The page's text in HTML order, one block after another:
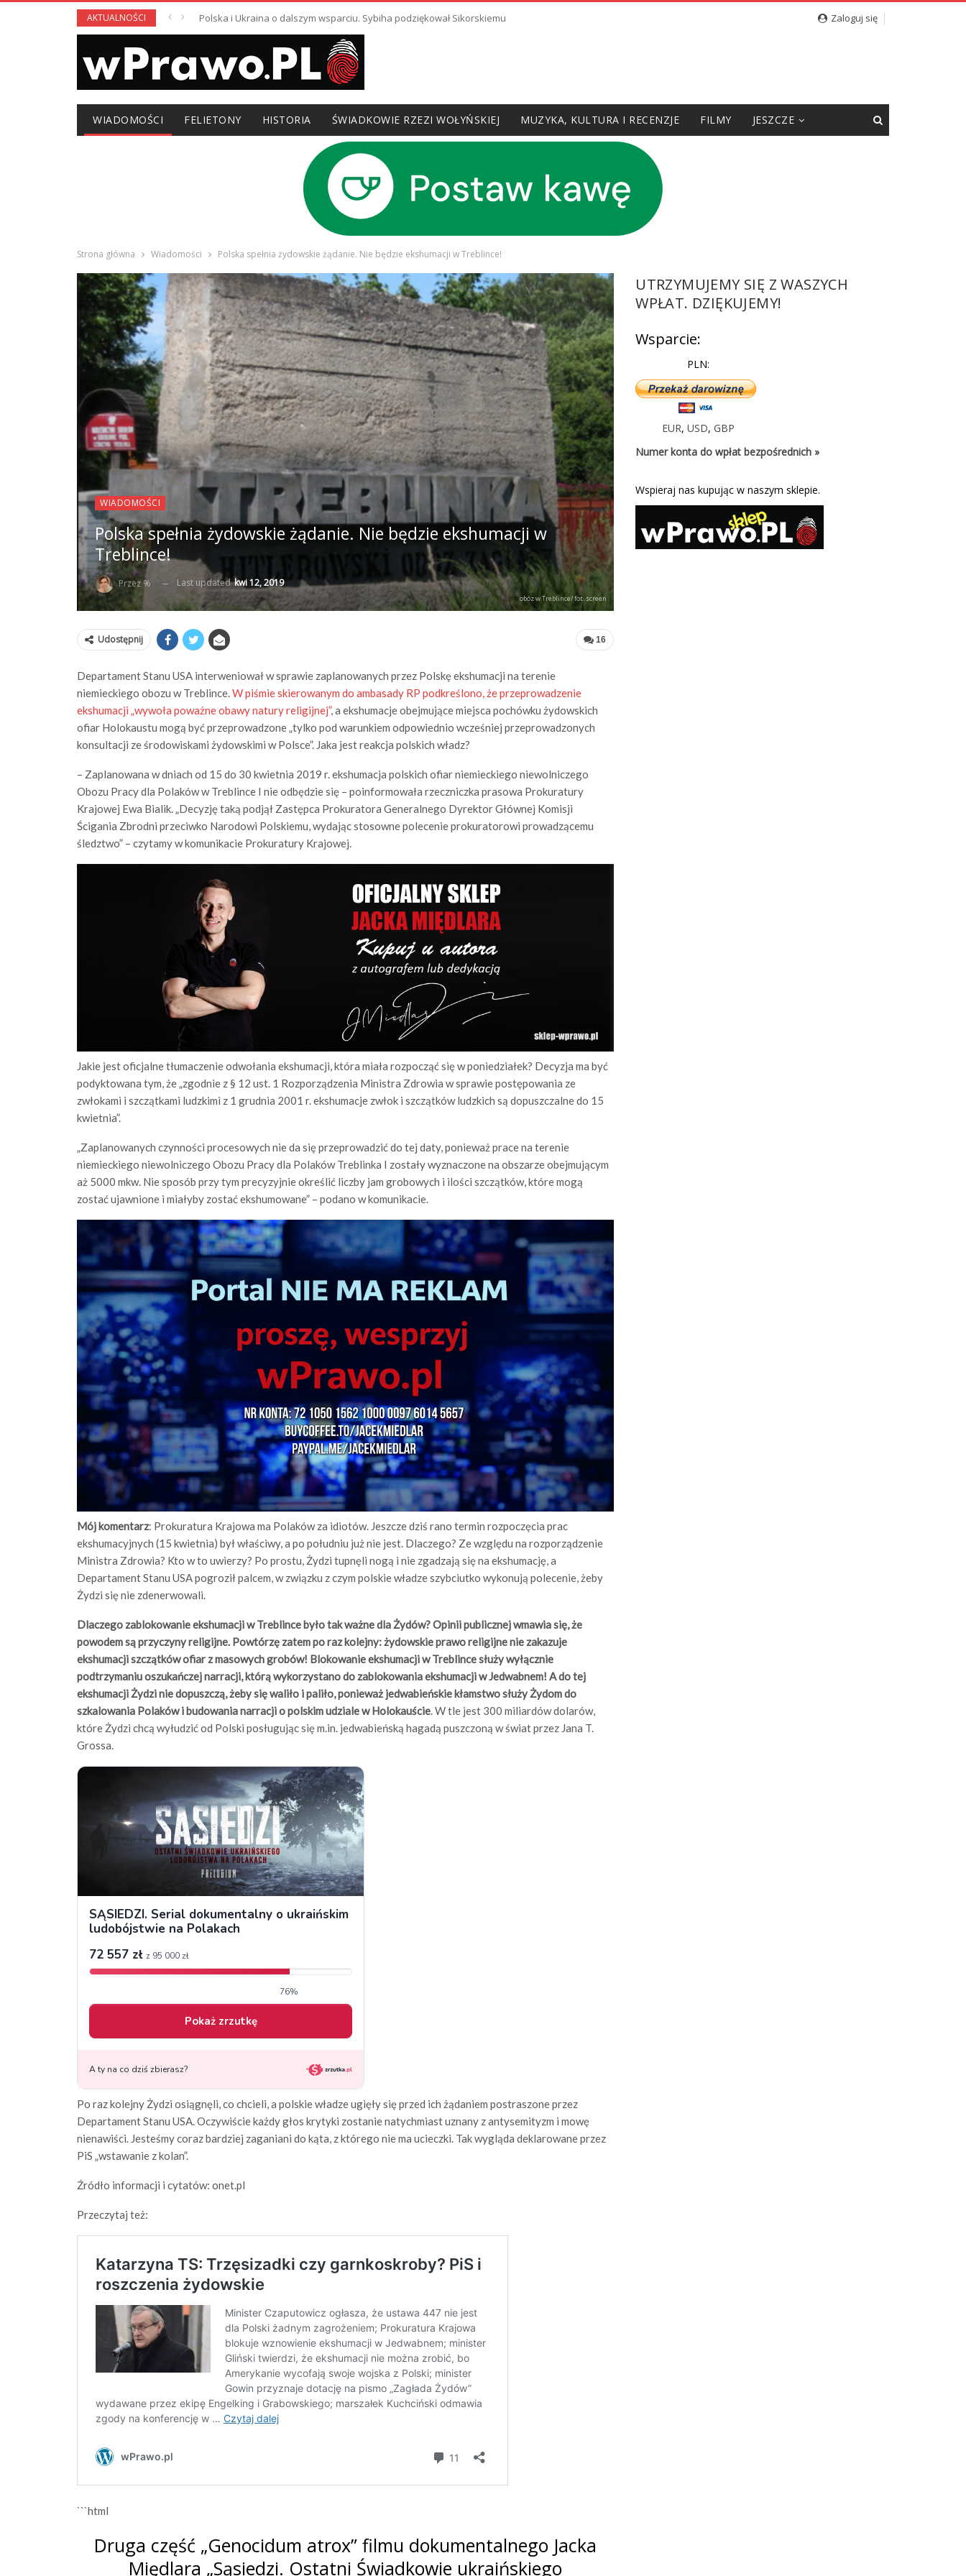
AKTUALNOŚCI Polska i Ukraina o dalszym wsparciu. Sybiha podziękował Sikorskiemu Zaloguj się
WIADOMOŚCI FELIETONY HISTORIA ŚWIADKOWIE RZEZI WOŁYŃSKIEJ MUZYKA, KULTURA I RECENZJE FILMY JESZCZE
Strona główna Wiadomości Polska spełnia żydowskie żądanie. Nie będzie ekshumacji w Treblince!
WIADOMOŚCI
Polska spełnia żydowskie żądanie. Nie będzie ekshumacji w
Treblince!
Przez % Last updatedkwi 12, 2019
obóz w Treblince/ fot. screen
16
Udostępnij
Departament Stanu USA interweniował w sprawie zaplanowanych przez Polskę ekshumacji na terenie
niemieckiego obozu w Treblince.W piśmie skierowanym do ambasady RP podkreślono, że przeprowadzenie
ekshumacji „wywoła poważne obawy natury religijnej”, a ekshumacje obejmujące miejsca pochówku żydowskich
ofiar Holokaustu mogą być przeprowadzone „tylko pod warunkiem odpowiednio wcześniej przeprowadzonych
konsultacji ze środowiskami żydowskimi w Polsce”. Jaka jest reakcja polskich władz?
– Zaplanowana w dniach od 15 do 30 kwietnia 2019 r. ekshumacja polskich ofiar niemieckiego niewolniczego
Obozu Pracy dla Polaków w Treblince I nie odbędzie się – poinformowała rzeczniczka prasowa Prokuratury
Krajowej Ewa Bialik. „Decyzję taką podjął Zastępca Prokuratora Generalnego Dyrektor Głównej Komisji
Ścigania Zbrodni przeciwko Narodowi Polskiemu, wydając stosowne polecenie prokuratorowi prowadzącemu
śledztwo” – czytamy w komunikacie Prokuratury Krajowej.
Jakie jest oficjalne tłumaczenie odwołania ekshumacji, która miała rozpocząć się w poniedziałek? Decyzja ma być
podyktowana tym, że „zgodnie z § 12 ust. 1 Rozporządzenia Ministra Zdrowia w sprawie postępowania ze
zwłokami i szczątkami ludzkimi z 1 grudnia 2001 r. ekshumacje zwłok i szczątków ludzkich są dopuszczalne do 15
kwietnia”.
„Zaplanowanych czynności procesowych nie da się przeprowadzić do tej daty, ponieważ prace na terenie
niemieckiego niewolniczego Obozu Pracy dla Polaków Treblinka I zostały wyznaczone na obszarze obejmującym
aż 5000 mkw. Nie sposób przy tym precyzyjnie określić liczby jam grobowych i ilości szczątków, które mogą
zostać ujawnione i miałyby zostać ekshumowane” – podano w komunikacie.
Mój komentarz: Prokuratura Krajowa ma Polaków za idiotów. Jeszcze dziś rano termin rozpoczęcia prac
ekshumacyjnych (15 kwietnia) był właściwy, a po południu już nie jest. Dlaczego? Ze względu na rozporządzenie
Ministra Zdrowia? Kto w to uwierzy? Po prostu, Żydzi tupnęli nogą i nie zgadzają się na ekshumację, a
Departament Stanu USA pogroził palcem, w związku z czym polskie władze szybciutko wykonują polecenie, żeby
Żydzi się nie zdenerwowali.
Dlaczego zablokowanie ekshumacji w Treblince było tak ważne dla Żydów? Opinii publicznej wmawia się, że
powodem są przyczyny religijne. Powtórzę zatem po raz kolejny: żydowskie prawo religijne nie zakazuje
ekshumacji szczątków ofiar z masowych grobów! Blokowanie ekshumacji w Treblince służy wyłącznie
podtrzymaniu oszukańczej narracji, którą wykorzystano do zablokowania ekshumacji w Jedwabnem! A do tej
ekshumacji Żydzi nie dopuszczą, żeby się waliło i paliło, ponieważ jedwabieńskie kłamstwo służy Żydom do
szkalowania Polaków i budowania narracji o polskim udziale w Holokauście. W tle jest 300 miliardów dolarów,
które Żydzi chcą wyłudzić od Polski posługując się m.in. jedwabieńską hagadą puszczoną w świat przez Jana T.
Grossa.
Po raz kolejny Żydzi osiągnęli, co chcieli, a polskie władze ugięły się przed ich żądaniem postraszone przez
Departament Stanu USA. Oczywiście każdy głos krytyki zostanie natychmiast uznany z antysemityzm i mowę
nienawiści. Jesteśmy coraz bardziej zaganiani do kąta, z którego nie ma ucieczki. Tak wygląda deklarowane przez
PiS „wstawanie z kolan”.
Źródło informacji i cytatów: onet.pl
Przeczytaj też:
```html
Druga część „Genocidum atrox” filmu dokumentalnego Jacka
Międlara „Sąsiedzi. Ostatni Świadkowie ukraińskiego
UTRZYMUJEMY SIĘ Z WASZYCH
WPŁAT. DZIĘKUJEMY!
Wsparcie:
PLN:
EUR,USD,GBP
Numer konta do wpłat bezpośrednich »
Wspieraj nas kupując w naszym sklepie.